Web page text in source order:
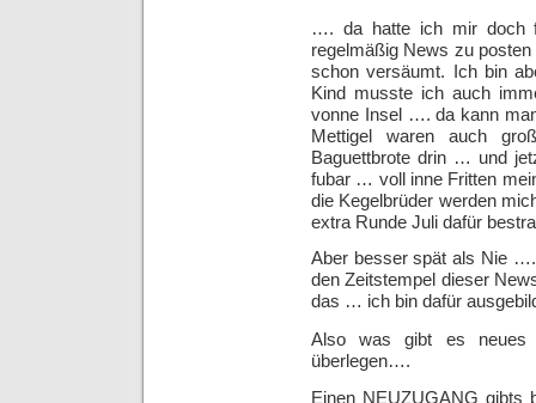
…. da hatte ich mir doch
regelmäßig News zu
schon versäumt. Ich bin
Kind musste ich auch
vonne Insel …. da kann
Mettigel waren auch
Baguettbrote drin … und
fubar … voll inne Fritten
die Kegelbrüder werden
extra Runde Juli dafür
Aber besser spät als Nie
den Zeitstempel dieser
das … ich bin dafür
Also was gibt es
überlegen….
Einen NEUZUGANG gibts